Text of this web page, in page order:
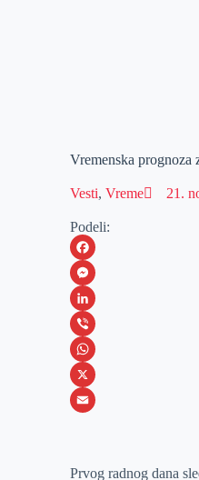
Vremenska prognoza
Vesti,Vreme 21.
Podeli:
F
a
c
e
b
o
M
e
s
s
e
e
L
i
n
k
I
V
i
b
W
h
s
X
a
Prvog radnog dana